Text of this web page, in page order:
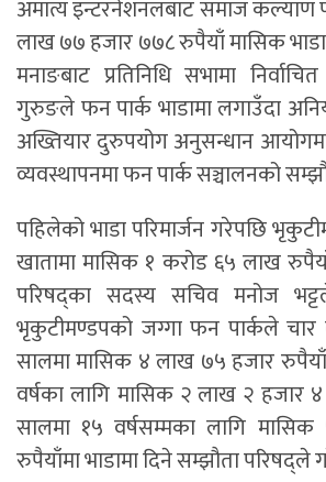
अमात्य इन्टरनेशनलबाट समाज कल्याण
लाख ७७ हजार ७७८ रुपैयाँ मासिक
मनाङबाट प्रतिनिधि सभामा
गुरुङले फन पार्क भाडामा लगाउँदा
अख्तियार दुरुपयोग अनुसन्धान
व्यवस्थापनमा फन पार्क सञ्चालनको
पहिलेको भाडा परिमार्जन गरेपछि
खातामा मासिक १ करोड ६५ लाख
परिषद्का सदस्य सचिव मनोज
भृकुटीमण्डपको जग्गा फन पार्कले चार
सालमा मासिक ४ लाख ७५ हजार
वर्षका लागि मासिक २ लाख २ हजार
सालमा १५ वर्षसम्मका लागि
रुपैयाँमा भाडामा दिने सम्झौता परिषद्ले